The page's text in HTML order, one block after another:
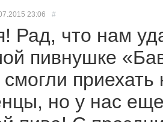
23:06 #
Рад, что нам
пивнушке
смогли
но у нас